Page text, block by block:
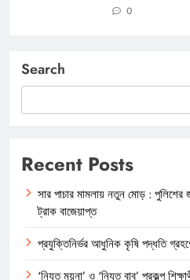
0
Search
Recent Posts
সার পাচার মামলায় নতুন মোড় :
ট্রাক বাজেয়াপ্ত
প্রযুক্তিনির্ভর আধুনিক কৃষি পদ্ধতি
‘নিযুত ময়না’ ও ‘নিযুত বাবু’ প্রকল্প